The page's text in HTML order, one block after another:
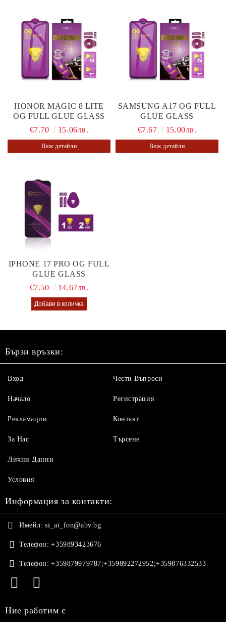
HONOR MAGIC 8 LITE
OG FULL GLUE GLASS
€7.70
15.06лв.
Виж детайли
SAMSUNG A17 OG FULL
GLUE GLASS
€7.67
15.00лв.
Виж детайли
IPHONE 17 PRO OG FULL
GLUE GLASS
€7.50
14.67лв.
Бързи връзки:
Вход
Начало
Рекламации
За Нас
Чести Въпроси
Регистрация
Контакт
Търсене
Лични Данни
Условия
Информация за контакти:
Имейл: si_ai_fon@abv.bg
Телефон: +359893423676
Телефон: +359879979787;+359892272952;+359876332533
Ние работим с